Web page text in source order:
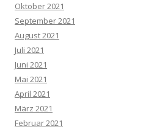
Oktober 2021
September 2021
August 2021
Juli 2021
Juni 2021
Mai 2021
April 2021
März 2021
Februar 2021